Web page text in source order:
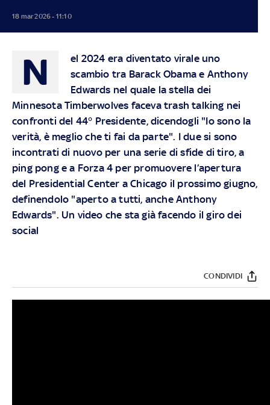
18 mar 2026 - 11:10
N
el 2024 era diventato virale uno
scambio tra Barack Obama e Anthony
Edwards nel quale la stella dei
Minnesota Timberwolves faceva trash talking nei
confronti del 44° Presidente, dicendogli "Io sono la
verità, è meglio che ti fai da parte". I due si sono
incontrati di nuovo per una serie di sfide di tiro, a
ping pong e a Forza 4 per promuovere l’apertura
del Presidential Center a Chicago il prossimo giugno,
definendolo "aperto a tutti, anche Anthony
Edwards". Un video che sta già facendo il giro dei
social
CONDIVIDI